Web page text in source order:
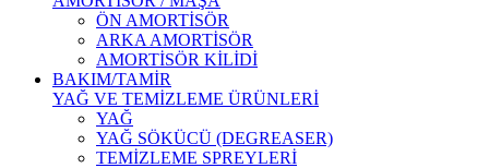
ÖN AMORTİSÖR
ARKA AMORTİSÖR
AMORTİSÖR KİLİDİ
BAKIM/TAMİR
YAĞ VE TEMİZLEME ÜRÜNLERİ
YAĞ
YAĞ SÖKÜCÜ (DEGREASER)
TEMİZLEME SPREYLERİ